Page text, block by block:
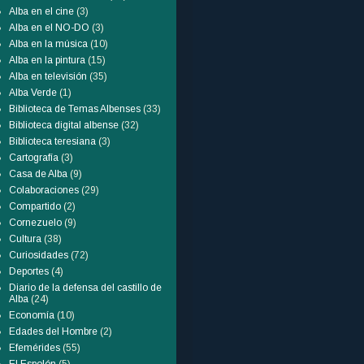
Alba en el cine (3)
Alba en el NO-DO (3)
Alba en la música (10)
Alba en la pintura (15)
Alba en televisión (35)
Alba Verde (1)
Biblioteca de Temas Albenses (33)
Biblioteca digital albense (32)
Biblioteca teresiana (3)
Cartografía (3)
Casa de Alba (9)
Colaboraciones (29)
Compartido (2)
Cornezuelo (9)
Cultura (38)
Curiosidades (72)
Deportes (4)
Diario de la defensa del castillo de
Alba (24)
Economía (10)
Edades del Hombre (2)
Efemérides (55)